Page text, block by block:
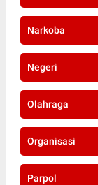
Narkoba
Negeri
Olahraga
Organisasi
Parpol